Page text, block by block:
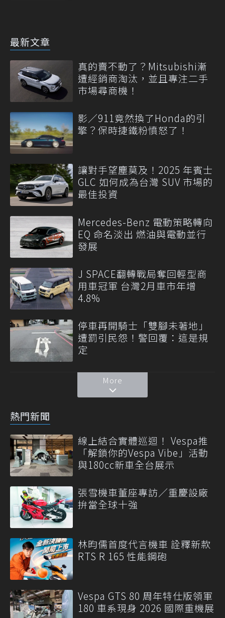
最新文章
真的賣不動了？Mitsubishi漸
遭經銷商淘汰，並且專注二手
市場尋商機！
影／911竟然換了Honda的引
擎？保時捷鐵粉憤怒了！
讓對手望塵莫及！2025 年賓士
GLC 如何成為台灣 SUV 市場的
最佳投資
Mercedes-Benz 電動策略轉向
EQ 命名淡出 燃油與電動並行
發展
J SPACE翻轉戰局奪回輕型商
用車冠軍 台灣2月車市年增
4.8%
停車再開騎士「雙腳未著地」
遭罰引民怨！警回覆：這是規
定
More
熱門新聞
線上結合實體巡迴！ Vespa推
「解鎖你的Vespa Vibe」活動
與180cc新車全台展示
張雪機車董座專訪／重慶設廠
拚當全球十強
林昀儒首度代言機車 詮釋新款
RTS R 165 性能鋼砲
Vespa GTS 80 周年特仕版領軍
180 車系現身 2026 國際重機展